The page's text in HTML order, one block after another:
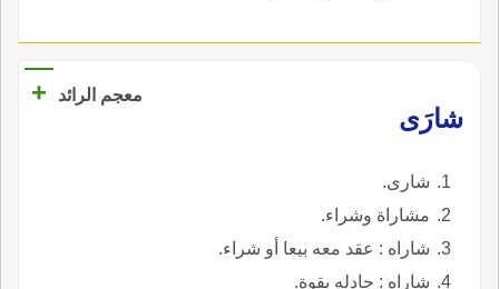
معجم الرائد
+
شارَى
شارى.
مشاراة وشراء.
شاراه : عقد معه بيعا أو شراء.
شاراه : جادله بقوة.